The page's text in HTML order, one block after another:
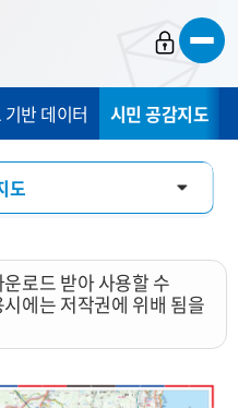
기반 데이터 시민 공감지도
도
비스
로드 받아 사용할 수
에는 저작권에 위배 됨을